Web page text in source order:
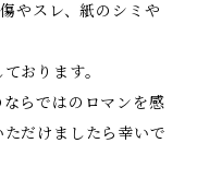
やスレ、紙のシミや
おります。
らではのロマンを感
だけましたら幸いで